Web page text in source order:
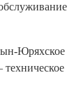
Юряхское